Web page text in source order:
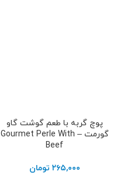
افزودن به سبد خرید
پوچ گربه با طعم گوشت گاو
گورمت – Gourmet Perle With
Beef
۲۶۵,۰۰۰ تومان